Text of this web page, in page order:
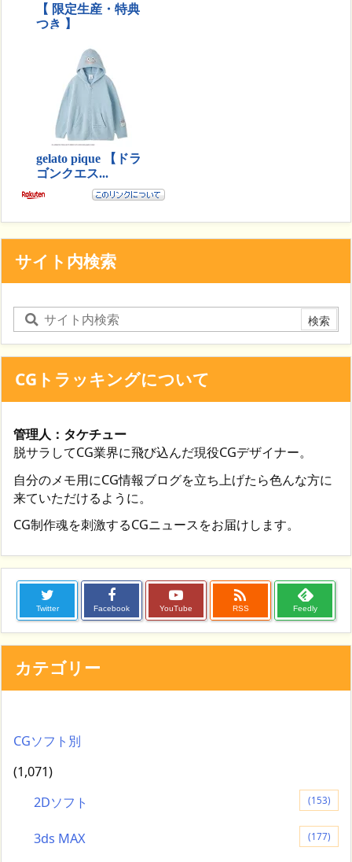
サイト内検索
CGトラッキングについて
管理人：タケチュー
脱サラしてCG業界に飛び込んだ現役CGデザイナー。
自分のメモ用にCG情報ブログを立ち上げたら色んな方に
来ていただけるように。
CG制作魂を刺激するCGニュースをお届けします。
Twitter Facebook YouTube

RSS Feedly
カテゴリー
CGソフト別
(1,071)
2Dソフト
(153)
3ds MAX (177)